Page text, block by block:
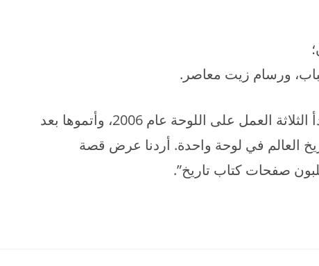
ورسام زيت معاصر.
قاد داي دودو هذا العمل. ووفقًا لداي دودو، بدأ الثلاثة العمل على اللوحة عام 2006، وأتموها بعد
العالم في لوحة واحدة. أردنا عرض قصة
صفحات كتاب تاريخ”.